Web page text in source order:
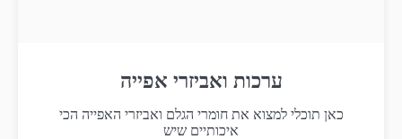
ערכות ואביזרי אפייה
כאן תוכלי למצוא את חומרי הגלם ואביזרי האפייה הכי
איכותיים שיש